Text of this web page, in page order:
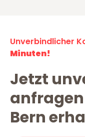
Unverbindlicher
Minuten!
Jetzt
anfragen
Bern